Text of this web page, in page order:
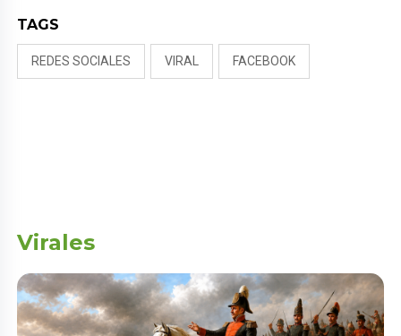
TAGS
REDES SOCIALES VIRAL FACEBOOK
Virales